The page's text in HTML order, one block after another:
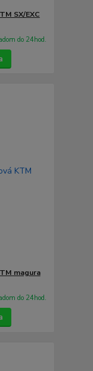
SX/EXC
do 24hod.
magura
do 24hod.